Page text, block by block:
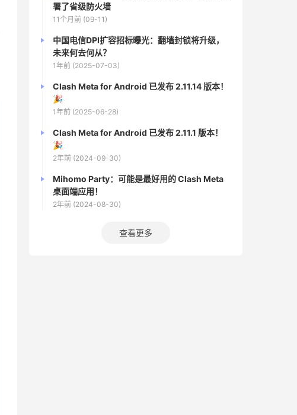
署了省级防火墙
11个月前 (09-11)
中国电信DPI扩容招标曝光：翻墙封锁将升级，
未来何去何从？
1年前 (2025-07-03)
Clash Meta for Android 已发布 2.11.14 版本！
🎉
1年前 (2025-06-28)
Clash Meta for Android 已发布 2.11.1 版本！
🎉
2年前 (2024-09-30)
Mihomo Party：可能是最好用的 Clash Meta
桌面端应用！
2年前 (2024-08-30)
查看更多